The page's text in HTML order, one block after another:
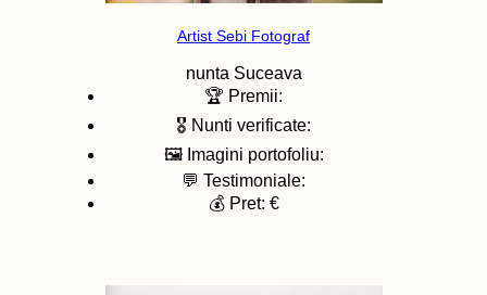
Artist Sebi Fotograf
nunta Suceava
🏆 Premii:
🎖️ Nunti verificate:
🖼️ Imagini portofoliu:
💬 Testimoniale:
💰 Pret: €